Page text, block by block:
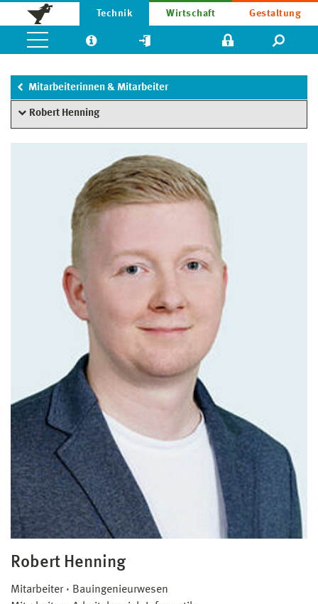
Technik Wirtschaft Gestaltung
Mitarbeiterinnen & Mitarbeiter
Robert Henning
Robert Henning
Mitarbeiter
Bauingenieurwesen